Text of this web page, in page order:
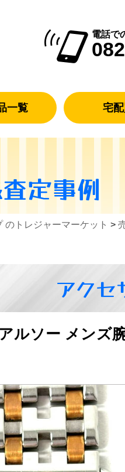
電話で
一覧 宅
定事例
のトレジャーマーケット >
アクセ
ルソー メンズ